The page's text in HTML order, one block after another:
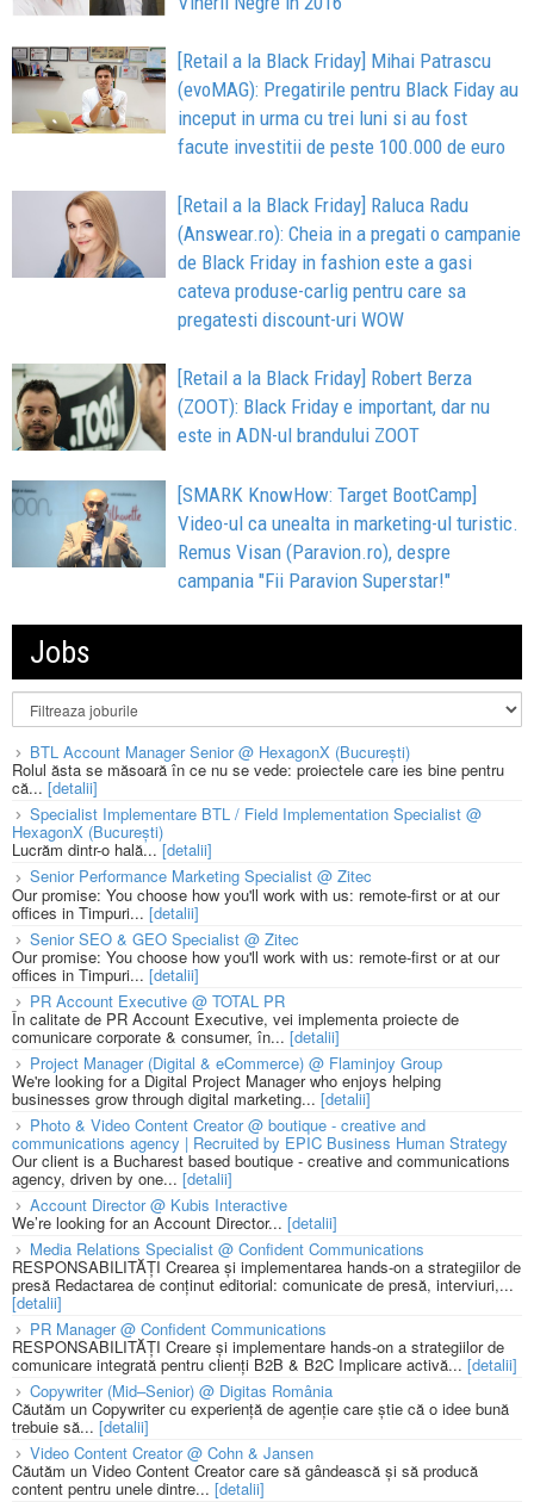
[Retail a la Black Friday] Mihai Patrascu
(evoMAG): Pregatirile pentru Black Fiday au
inceput in urma cu trei luni si au fost
facute investitii de peste 100.000 de euro
[Retail a la Black Friday] Raluca Radu
(Answear.ro): Cheia in a pregati o campanie
de Black Friday in fashion este a gasi
cateva produse-carlig pentru care sa
pregatesti discount-uri WOW
[Retail a la Black Friday] Robert Berza
(ZOOT): Black Friday e important, dar nu
este in ADN-ul brandului ZOOT
[SMARK KnowHow: Target BootCamp]
Video-ul ca unealta in marketing-ul turistic.
Remus Visan (Paravion.ro), despre
campania "Fii Paravion Superstar!"
Jobs
BTL Account Manager Senior @ HexagonX (București)
Rolul ăsta se măsoară în ce nu se vede: proiectele care ies bine pentru
că... [detalii]
Specialist Implementare BTL / Field Implementation Specialist @
HexagonX (București)
Lucrăm dintr-o hală... [detalii]
Senior Performance Marketing Specialist @ Zitec
Our promise: You choose how you'll work with us: remote-first or at our
offices in Timpuri... [detalii]
Senior SEO & GEO Specialist @ Zitec
Our promise: You choose how you'll work with us: remote-first or at our
offices in Timpuri... [detalii]
PR Account Executive @ TOTAL PR
În calitate de PR Account Executive, vei implementa proiecte de
comunicare corporate & consumer, în... [detalii]
Project Manager (Digital & eCommerce) @ Flaminjoy Group
We're looking for a Digital Project Manager who enjoys helping
businesses grow through digital marketing... [detalii]
Photo & Video Content Creator @ boutique - creative and
communications agency | Recruited by EPIC Business Human Strategy
Our client is a Bucharest based boutique - creative and communications
agency, driven by one... [detalii]
Account Director @ Kubis Interactive
We’re looking for an Account Director... [detalii]
Media Relations Specialist @ Confident Communications
RESPONSABILITĂȚI Crearea și implementarea hands-on a strategiilor de
presă Redactarea de conținut editorial: comunicate de presă, interviuri,...
[detalii]
PR Manager @ Confident Communications
RESPONSABILITĂȚI Creare și implementare hands-on a strategiilor de
comunicare integrată pentru clienți B2B & B2C Implicare activă... [detalii]
Copywriter (Mid–Senior) @ Digitas România
Căutăm un Copywriter cu experiență de agenție care știe că o idee bună
trebuie să... [detalii]
Video Content Creator @ Cohn & Jansen
Căutăm un Video Content Creator care să gândească și să producă
content pentru unele dintre... [detalii]